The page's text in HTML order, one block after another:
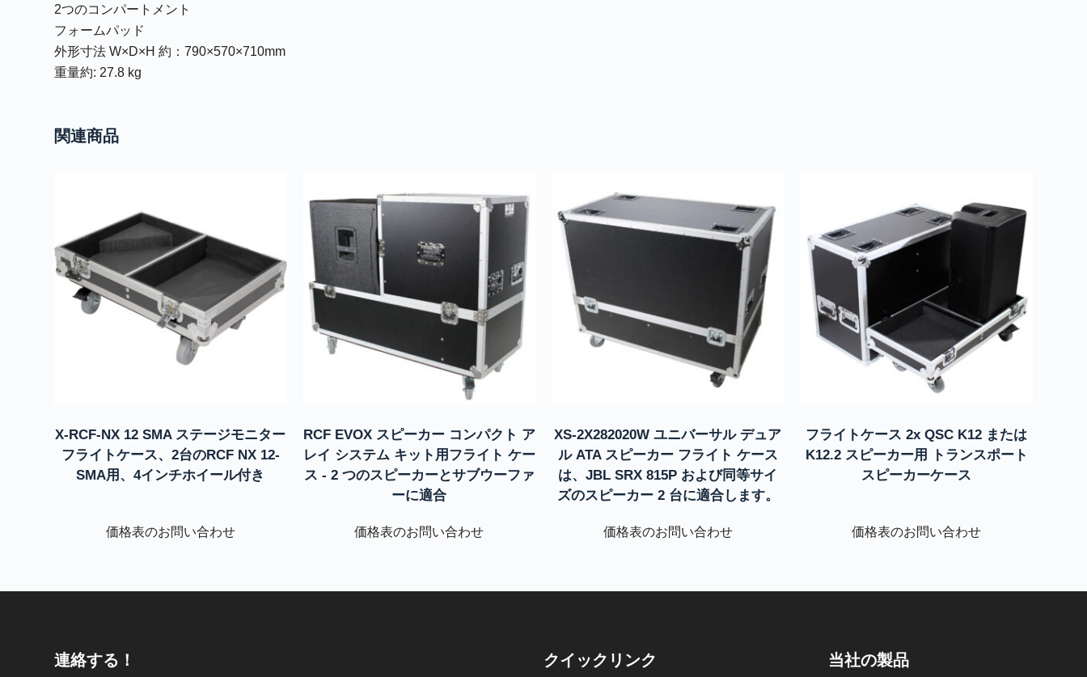
2つのコンパートメント
フォームパッド
外形寸法 W×D×H 約：790×570×710mm
重量約: 27.8 kg
関連商品
X-RCF-NX 12 SMA ステージモニター
フライトケース、2台のRCF NX 12-
SMA用、4インチホイール付き
価格表のお問い合わせ
RCF EVOX スピーカー コンパクト ア
レイ システム キット用フライト ケー
ス - 2 つのスピーカーとサブウーファ
ーに適合
価格表のお問い合わせ
XS-2X282020W ユニバーサル デュア
ル ATA スピーカー フライト ケース
は、JBL SRX 815P および同等サイ
ズのスピーカー 2 台に適合します。
価格表のお問い合わせ
フライトケース 2x QSC K12 または
K12.2 スピーカー用 トランスポート
スピーカーケース
価格表のお問い合わせ
連絡する！ クイックリンク 当社の製品